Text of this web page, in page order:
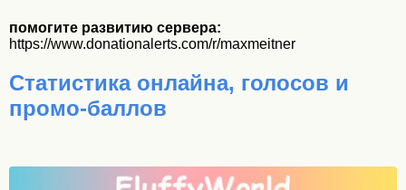
помогите развитию сервера:
https://www.donationalerts.com/r/maxmeitner
Статистика онлайна, голосов и
промо-баллов